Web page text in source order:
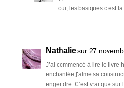
oui, les basiques c’est la
Nathalie sur 27
J’ai commencé à lire le livre
enchantée,j’aime sa
engendre. C’est vrai que sur